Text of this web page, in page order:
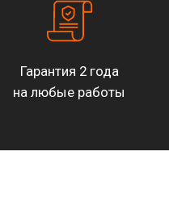
Гарантия 2 года
на любые работы